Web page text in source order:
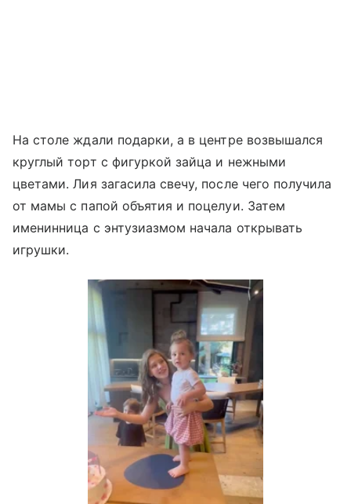
На столе ждали подарки, а в центре возвышался
круглый торт с фигуркой зайца и нежными
цветами. Лия загасила свечу, после чего получила
от мамы с папой объятия и поцелуи. Затем
именинница с энтузиазмом начала открывать
игрушки.